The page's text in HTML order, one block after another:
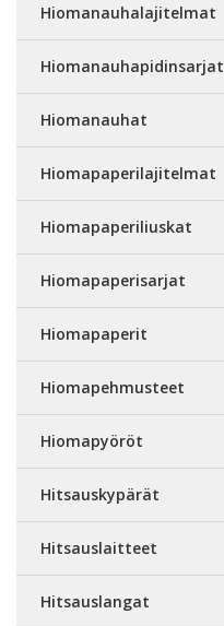
Hiomanauhalajitelmat
Hiomanauhapidinsarjat
Hiomanauhat
Hiomapaperilajitelmat
Hiomapaperiliuskat
Hiomapaperisarjat
Hiomapaperit
Hiomapehmusteet
Hiomapyöröt
Hitsauskypärät
Hitsauslaitteet
Hitsauslangat